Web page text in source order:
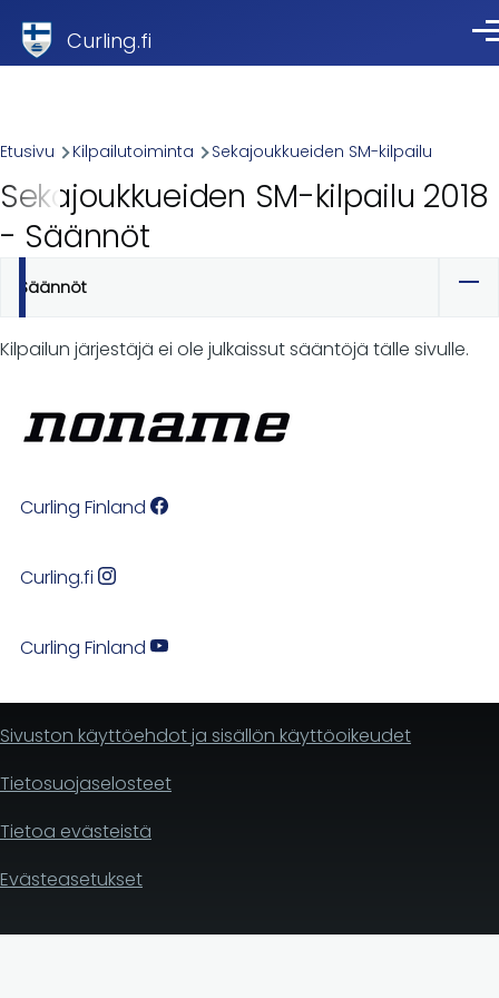
Curling.fi
Breadcrumb
Etusivu Kilpailutoiminta Sekajoukkueiden SM-kilpailu
Sekajoukkueiden SM-kilpailu 2018
- Säännöt
Ensisijaiset
välilehdet
Säännöt
Kilpailun järjestäjä ei ole julkaissut sääntöjä tälle sivulle.
Curling Finland
Curling.fi
Curling Finland
Sivuston käyttöehdot ja sisällön käyttöoikeudet
Tietosuojaselosteet
Tietoa evästeistä
Evästeasetukset